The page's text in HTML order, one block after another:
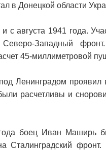
в Донецкой области
с августа 1941 года.
Западный
45-миллиметровой
Ленинградом проявил
расчетливы и
боец Иван Маширь
фронт.